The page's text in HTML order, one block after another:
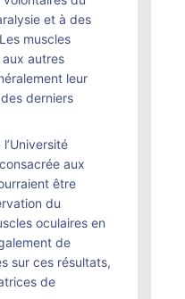
et à des
muscles
autres
leur
derniers
aux
être
du
oculaires en
de
sur ces résultats,
de